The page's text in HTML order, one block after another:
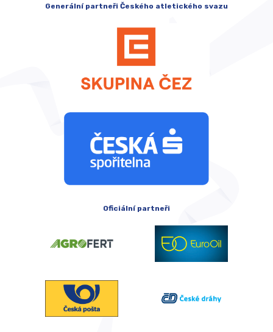
Generální partneři Českého atletického svazu
Oficiální partneři